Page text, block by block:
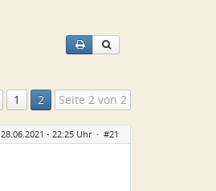
1 2 Seite 2 von 2
28.06.2021 - 22:25 Uhr · #21